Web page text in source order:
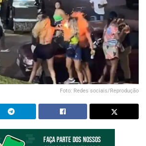
Foto: Redes sociais/Reprodução